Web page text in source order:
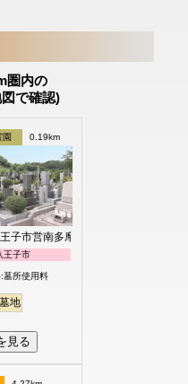
圏内の
で確認)
園 0.19km
子市営南多摩都市霊園
王子市
墓所使用料
地
見る